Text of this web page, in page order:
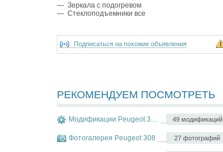
— Зеркала с подогревом
— Стеклоподъемники все
Подписаться на похожие объявления
РЕКОМЕНДУЕМ ПОСМОТРЕТЬ
49 модификаций
Модификации Peugeot 308
27 фотографий
Фотогалерея Peugeot 308